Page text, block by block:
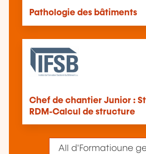
Pathologie des bâtiments
Chef de chantier Junior :
RDM-Calcul de structure
All d'Formatioune